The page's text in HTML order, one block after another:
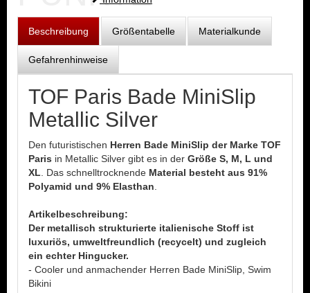
Beschreibung Größentabelle Materialkunde
Gefahrenhinweise
TOF Paris Bade MiniSlip
Metallic Silver
Den futuristischen Herren Bade MiniSlip der Marke TOF
Paris in Metallic Silver gibt es in der Größe S, M, L und
XL . Das schnelltrocknende Material besteht aus 91%
Polyamid und 9% Elasthan
Artikelbeschreibung:
Der metallisch strukturierte italienische Stoff ist
luxuriös, umweltfreundlich (recycelt) und zugleich
ein echter Hingucker.
- Cooler und anmachender Herren Bade MiniSlip, Swim
Bikini